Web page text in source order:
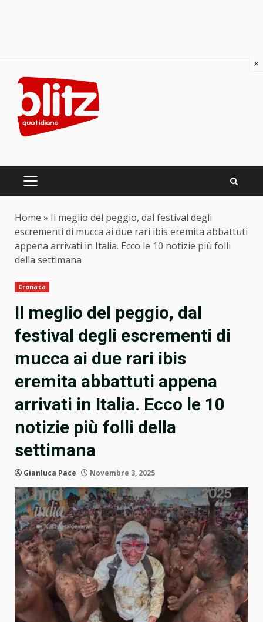
content
PRIMARY
Home » Il meglio del peggio, dal festival degli
escrementi di mucca ai due rari ibis eremita abbattuti
appena arrivati in Italia. Ecco le 10 notizie più folli
della settimana
Cronaca
Il meglio del peggio, dal
festival degli escrementi di
mucca ai due rari ibis
eremita abbattuti appena
arrivati in Italia. Ecco le 10
notizie più folli della
settimana
Gianluca Pace Novembre 3, 2025
×